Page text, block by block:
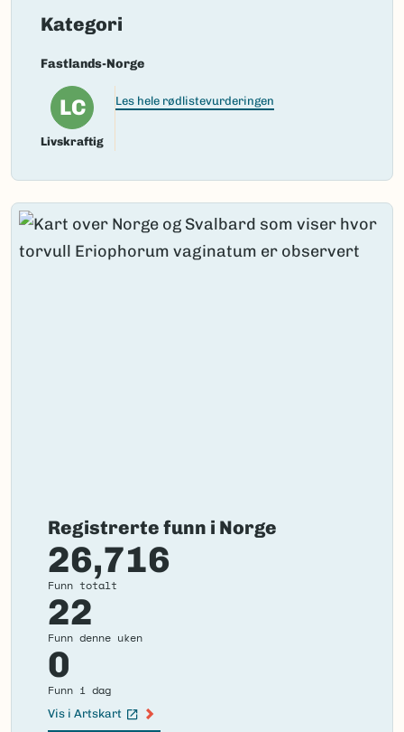
Kategori
Fastlands-Norge
LC
Livskraftig
Les hele rødlistevurderingen
Registrerte funn i Norge
26,716
Funn totalt
22
Funn denne uken
0
Funn i dag
Vis i Artskart
(Ekstern lenke)